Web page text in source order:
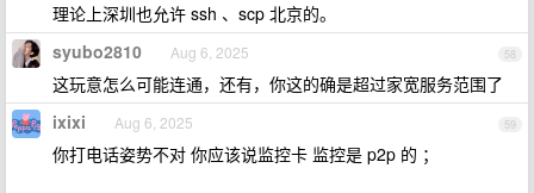
理论上深圳也允许 ssh 、scp 北京的。
58
syubo2810 Aug 6, 2025
这玩意怎么可能连通，还有，你这的确是超过家宽服务范围了
59
ixixi Aug 6, 2025
你打电话姿势不对 你应该说监控卡 监控是 p2p 的 ；